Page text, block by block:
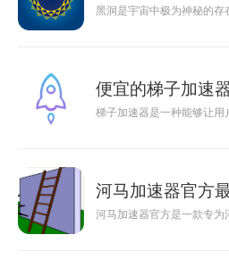
黑洞是宇宙中极为神秘的
便宜的梯子加速
梯子加速器是一种能够让
河马加速器官方
河马加速器官方是一款专